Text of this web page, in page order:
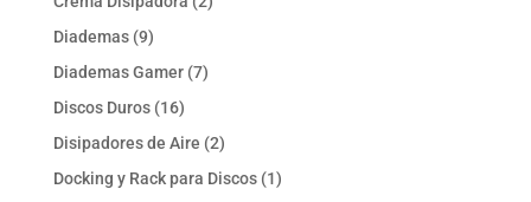
Diademas 99
productos
Diademas Gamer 77
Discos Duros 1616
productos
Disipadores de Aire 22
productos
Docking y Rack para Discos 11